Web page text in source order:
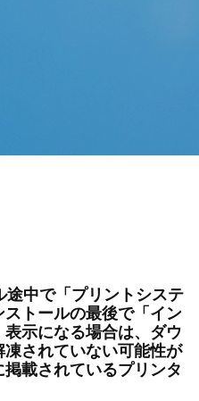
途中で「プリントシステ
トールの最後で「イン
示になる場合は、ダウ
されていない可能性が
載されているプリンタ